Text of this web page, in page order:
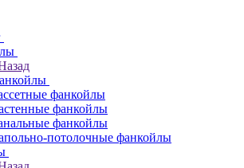
фанкойлы
фанкойлы
фанкойлы
потолочные фанкойлы